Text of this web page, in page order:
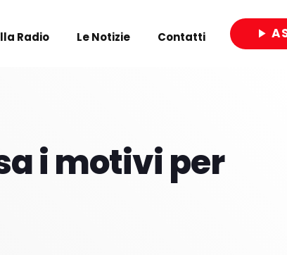
Radio Le Notizie Contatti play_arrow
i motivi per